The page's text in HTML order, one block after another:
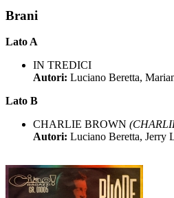
Brani
Lato A
IN TREDICI
Autori: Luciano Beretta,
Lato B
CHARLIE BROWN
Autori: Luciano Beretta, Jerry